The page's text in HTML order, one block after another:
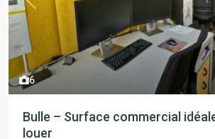
6
Previous
Bulle – Surface commercial
louer